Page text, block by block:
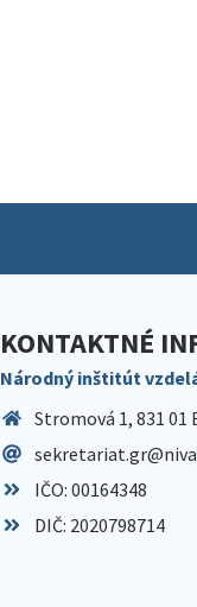
KONTAKTNÉ
Národný inštitút
Stromová 1, 831 01
IČO: 00164348
DIČ: 2020798714